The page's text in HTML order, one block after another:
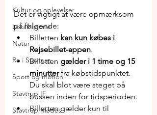
Kultur og oplevelser
Lokalhistorie
Natur
Ro i Stavtrup
Sport og motion
Stavtrup IF
Stavtrup Mødes
Det er vigtigt at være opmærksom
på følgende:
Billetten kan kun købes i
Rejsebillet-appen.
Billetten gælder i 1 time og 15
minutter fra købstidspunktet.
Du skal blot være steget på
bussen inden for tidsperioden.
Billetten gælder kun til